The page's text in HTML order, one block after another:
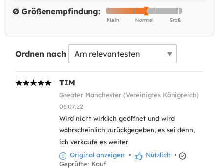
Ø Größenempfindung:
Ordnen nach
TIM
Greater Manchester (Vereinigtes Königreich)
06.07.22
Wird nicht wirklich geöffnet und wird
wahrscheinlich zurückgegeben, es sei denn,
ich verkaufe es weiter
Original anzeigen • Nützlich •
Geprüfter Kauf